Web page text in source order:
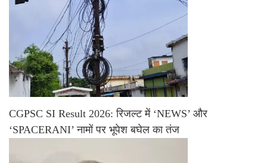
CGPSC SI Result 2026: रिजल्ट में ‘NEWS’ और
‘SPACERANI’ नामों पर भूपेश बघेल का तंज